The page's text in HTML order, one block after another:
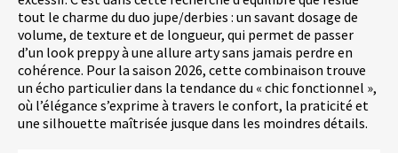
tout le charme du duo jupe/derbies : un savant dosage de
volume, de texture et de longueur, qui permet de passer
d’un look preppy à une allure arty sans jamais perdre en
cohérence. Pour la saison 2026, cette combinaison trouve
un écho particulier dans la tendance du « chic fonctionnel »,
où l’élégance s’exprime à travers le confort, la praticité et
une silhouette maîtrisée jusque dans les moindres détails.